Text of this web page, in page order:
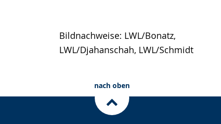
Bildnachweise: LWL/Bonatz,
LWL/Djahanschah, LWL/Schmidt
nach oben